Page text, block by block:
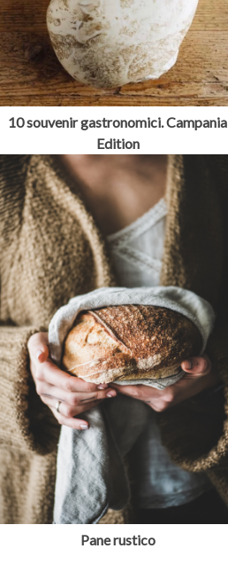
10 souvenir gastronomici. Campania
Edition
Pane rustico